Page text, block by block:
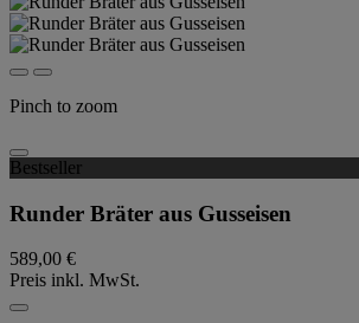
Pinch to zoom
Bestseller
Runder Bräter aus Gusseisen
589,00 €
Preis inkl. MwSt.